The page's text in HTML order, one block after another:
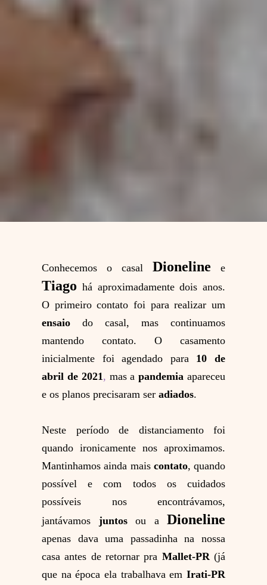
Conhecemos o casal Dioneline e
Tiago há aproximadamente dois anos.
O primeiro contato foi para realizar um
ensaio do casal, mas continuamos
mantendo contato. O casamento
inicialmente foi agendado para
10 de
abril de 2021, mas apandemia apareceu
e os planos precisaram ser adiados.
Neste período de distanciamento foi
quando ironicamente nos aproximamos.
Mantinhamos ainda mais contato, quando
possível e com todos os cuidados
possíveis nos encontrávamos,
jantávamos juntos ou a Dioneline
apenas dava uma passadinha na nossa
casa antes de retornar pra Mallet-PR(já
que na época ela trabalhava em Irati-PR